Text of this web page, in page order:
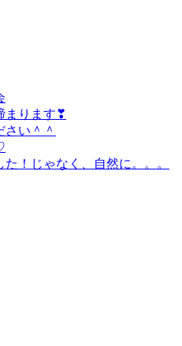
まります❣
い＾＾
！じゃなく、自然に。。。